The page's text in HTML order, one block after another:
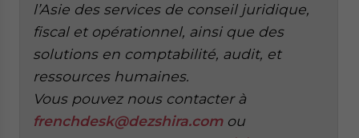
l’Asie des services de conseil juridique,
fiscal et opérationnel, ainsi que des
solutions en comptabilité, audit, et
ressources humaines.
Vous pouvez nous contacter à
frenchdesk@dezshira.com ou